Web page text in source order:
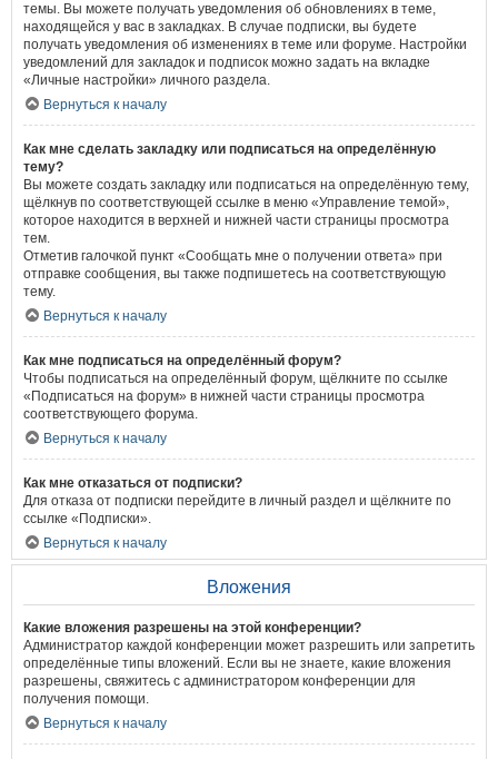
темы. Вы можете получать уведомления об обновлениях в теме,
находящейся у вас в закладках. В случае подписки, вы будете
получать уведомления об изменениях в теме или форуме. Настройки
уведомлений для закладок и подписок можно задать на вкладке
«Личные настройки» личного раздела.
Вернуться к началу
Как мне сделать закладку или подписаться на определённую
тему?
Вы можете создать закладку или подписаться на определённую тему,
щёлкнув по соответствующей ссылке в меню «Управление темой»,
которое находится в верхней и нижней части страницы просмотра
тем.
Отметив галочкой пункт «Сообщать мне о получении ответа» при
отправке сообщения, вы также подпишетесь на соответствующую
тему.
Вернуться к началу
Как мне подписаться на определённый форум?
Чтобы подписаться на определённый форум, щёлкните по ссылке
«Подписаться на форум» в нижней части страницы просмотра
соответствующего форума.
Вернуться к началу
Как мне отказаться от подписки?
Для отказа от подписки перейдите в личный раздел и щёлкните по
ссылке «Подписки».
Вернуться к началу
Вложения
Какие вложения разрешены на этой конференции?
Администратор каждой конференции может разрешить или запретить
определённые типы вложений. Если вы не знаете, какие вложения
разрешены, свяжитесь с администратором конференции для
получения помощи.
Вернуться к началу